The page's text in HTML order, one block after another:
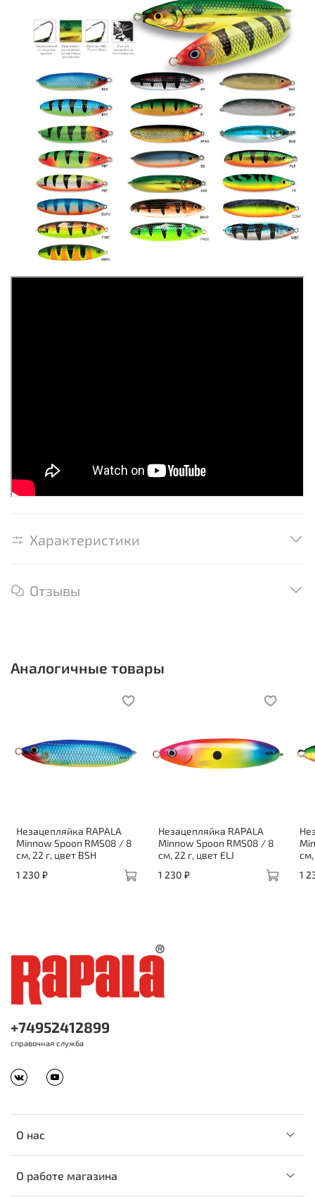
Характеристики
Отзывы
Аналогичные товары
Незацепляйка RAPALA
Minnow Spoon RMS08 / 8
см, 22 г, цвет BSH
1 230 ₽
Незацепляйка RAPALA
Minnow Spoon RMS08 / 8
см, 22 г, цвет ELJ
1 230 ₽
см,
1
О нас
О работе магазина
+74952412899
справочная служба